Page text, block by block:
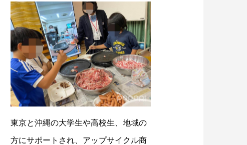
東京と沖縄の大学生や高校生、地域の
方にサポートされ、アップサイクル商